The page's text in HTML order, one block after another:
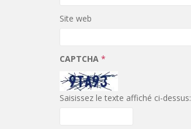
Site web
CAPTCHA *
Saisissez le texte affiché ci-dessus: